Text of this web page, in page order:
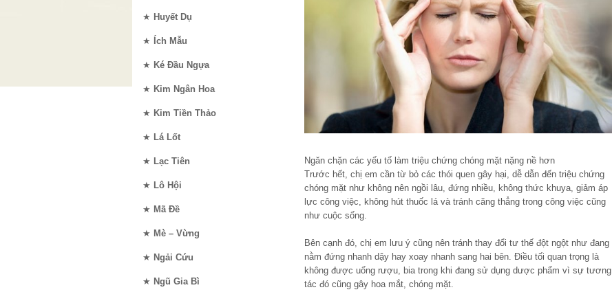
Ngăn chặn các yếu tố làm triệu chứng chóng mặt nặng nề hơn
Trước hết, chị em cần từ bỏ các thói quen gây hại, dễ dẫn đến triệu chứng
chóng mặt như không nên ngồi lâu, đứng nhiều, không thức khuya, giảm áp
lực công việc, không hút thuốc lá và tránh căng thẳng trong công việc cũng
như cuộc sống.
Bên cạnh đó, chị em lưu ý cũng nên tránh thay đổi tư thế đột ngột như đang
nằm đứng nhanh dậy hay xoay nhanh sang hai bên. Điều tối quan trọng là
không được uống rượu, bia trong khi đang sử dụng dược phẩm vì sự tương
tác đó cũng gây hoa mắt, chóng mặt.
★ Huyết Dụ
★ Ích Mẫu
★ Ké Đầu Ngựa
★ Kim Ngân Hoa
★ Kim Tiền Thảo
★ Lá Lốt
★ Lạc Tiên
★ Lô Hội
★ Mã Đề
★ Mè – Vừng
★ Ngải Cứu
★ Ngũ Gia Bì